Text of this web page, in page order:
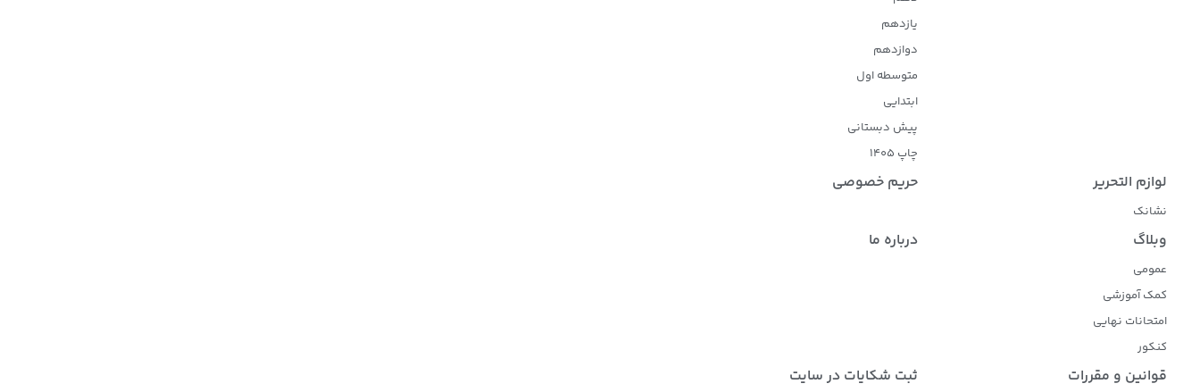
یازدهم
دوازدهم
متوسطه اول
ابتدایی
پیش دبستانی
چاپ 1405
لوازم التحریر
نشانک
حریم خصوصی
وبلاگ
عمومی
کمک آموزشی
امتحانات نهایی
کنکور
درباره ما
قوانین و مقررات ثبت شکایات در سایت